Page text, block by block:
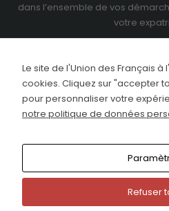
dans l’ensemble de vos
votre
This site uses cookies. Find
how you can
Le site de l'Union des Français à
cookies. Cliquez sur "accepter
pour personnaliser votre
notre politique de données
Refuser